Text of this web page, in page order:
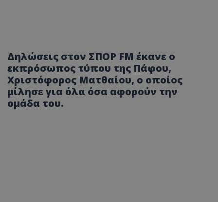
Δηλώσεις στον ΣΠΟΡ FM έκανε ο
εκπρόσωπος τύπου της Πάφου,
Χριστόφορος Ματθαίου, ο οποίος
μίλησε για όλα όσα αφορούν την
ομάδα του.